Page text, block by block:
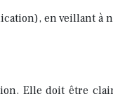
en veillant
Elle doit être